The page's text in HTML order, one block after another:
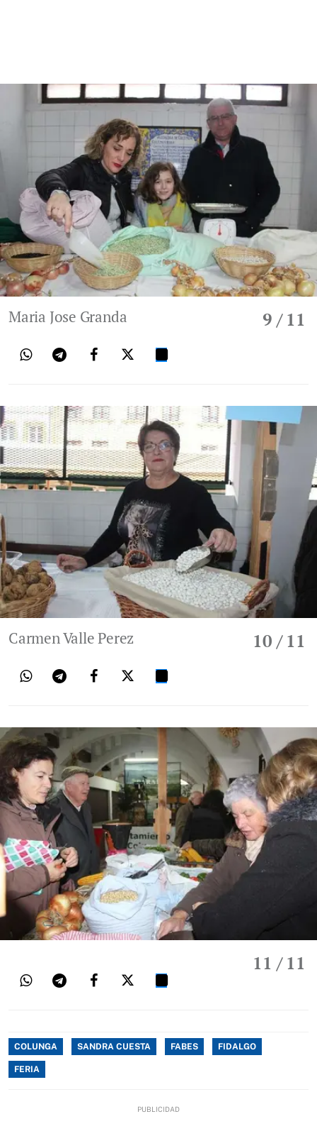
9 / 11
Maria Jose Granda
10 / 11
Carmen Valle Perez
11 / 11
COLUNGA SANDRA CUESTA FABES FIDALGO
FERIA